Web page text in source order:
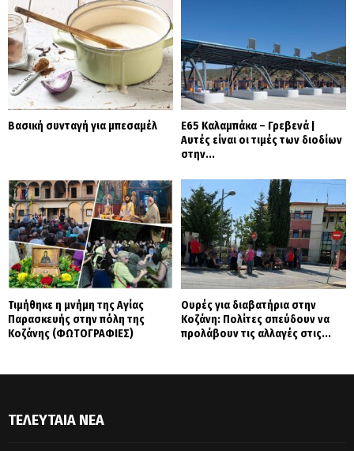
Βασική συνταγή για μπεσαμέλ
Ε65 Καλαμπάκα – Γρεβενά |
Αυτές είναι οι τιμές των διοδίων
στην...
Τιμήθηκε η μνήμη της Αγίας
Παρασκευής στην πόλη της
Κοζάνης (ΦΩΤΟΓΡΑΦΙΕΣ)
Ουρές για διαβατήρια στην
Κοζάνη: Πολίτες σπεύδουν να
προλάβουν τις αλλαγές στις...
ΤΕΛΕΥΤΑΊΑ ΝΈΑ